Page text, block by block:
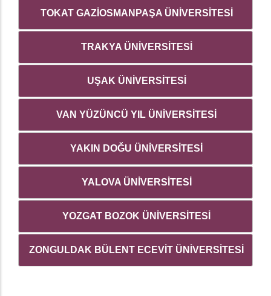
TOKAT GAZİOSMANPAŞA ÜNİVERSİTESİ
TRAKYA ÜNİVERSİTESİ
UŞAK ÜNİVERSİTESİ
VAN YÜZÜNCÜ YIL ÜNİVERSİTESİ
YAKIN DOĞU ÜNİVERSİTESİ
YALOVA ÜNİVERSİTESİ
YOZGAT BOZOK ÜNİVERSİTESİ
ZONGULDAK BÜLENT ECEVİT ÜNİVERSİTESİ